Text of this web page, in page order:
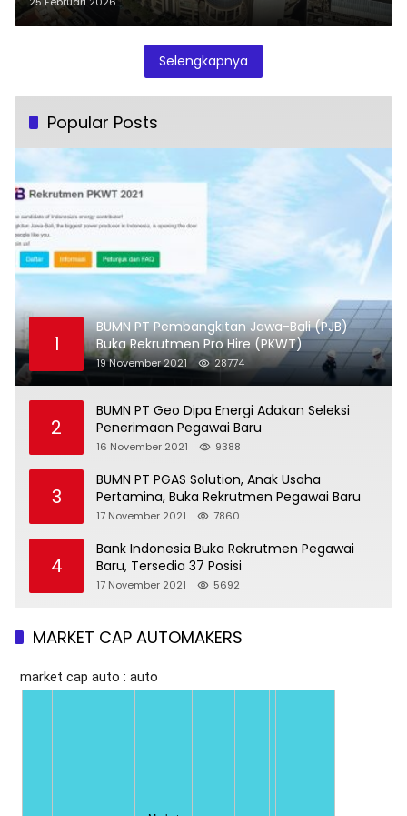
Selengkapnya
Popular Posts
1
BUMN PT Pembangkitan Jawa-Bali (PJB)
Buka Rekrutmen Pro Hire (PKWT)
19 November 2021 28774
2
BUMN PT Geo Dipa Energi Adakan Seleksi
Penerimaan Pegawai Baru
16 November 2021 9388
3
BUMN PT PGAS Solution, Anak Usaha
Pertamina, Buka Rekrutmen Pegawai Baru
17 November 2021 7860
4
Bank Indonesia Buka Rekrutmen Pegawai
Baru, Tersedia 37 Posisi
17 November 2021 5692
MARKET CAP AUTOMAKERS